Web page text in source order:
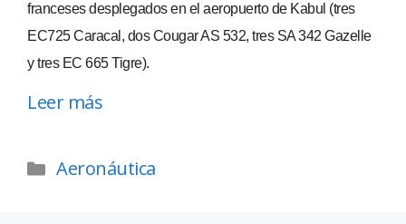
franceses desplegados en el aeropuerto de Kabul (tres
EC725 Caracal, dos Cougar AS 532, tres SA 342 Gazelle
y tres EC 665 Tigre).
Leer más
Aeronáutica